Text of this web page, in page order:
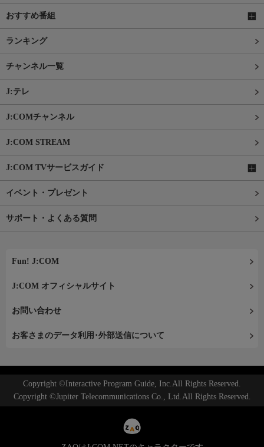
おすすめ番組
ランキング
チャンネル一覧
J:テレ
J:COMチャンネル
J:COM STREAM
J:COM TVサービスガイド
イベント・プレゼント
サポート・よくある質問
Fun! J:COM
J:COM オフィシャルサイト
お問い合わせ
お客さまのデータ利用･外部送信について
Copyright ©Interactive Program Guide, Inc.All Rights Reserved.
Copyright ©Jupiter Telecommunications Co., Ltd.All Rights Reserved.